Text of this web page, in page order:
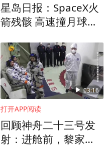
星岛日报：SpaceX火
箭残骸 高速撞月球留
03:16
打开APP阅读
回顾神舟二十三号发
射：进舱前，黎家盈